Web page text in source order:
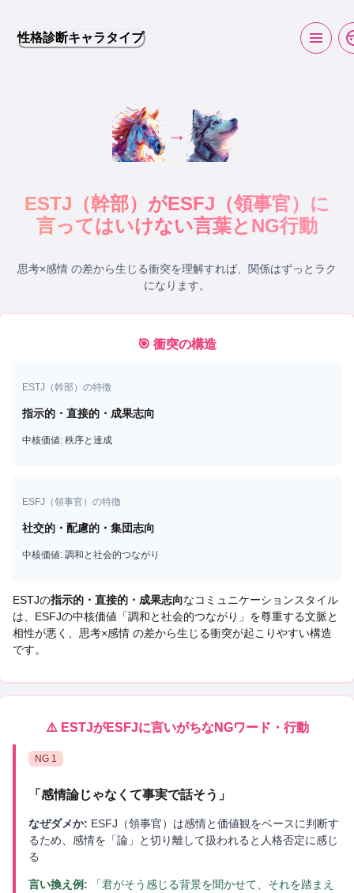
性格診断キャラタイプ
→
ESTJ （幹部）がESFJ （領事官）に
言ってはいけない言葉とNG行動
思考×感情 の差から生じる衝突を理解すれば、関係はずっとラク
になります。
🎯 衝突の構造
ESTJ （幹部）の特徴
指示的・直接的・成果志向
中核価値: 秩序と達成
ESFJ （領事官 ）の特徴
社交的・配慮的・集団志向
中核価値: 調和と社会的つながり
ESTJの指示的・直接的・成果志向なコミュニケーションスタイル
は、 ESFJの中核価値「調和と社会的つながり 」を尊重する文脈と
相性が悪く、 思考×感情 の差から生じる衝突が起こりやすい構造
です。
⚠️ ESTJがESFJに言いがちなNGワード・行動
NG 1
「 感情論じゃなくて事実で話そう 」
なぜダメか: ESFJ（領事官）は感情と価値観をベースに判断す
るため、感情を「論」と切り離して扱われると人格否定に感じ
る
言い換え例:
「君がそう感じる背景を聞かせて、それを踏まえ